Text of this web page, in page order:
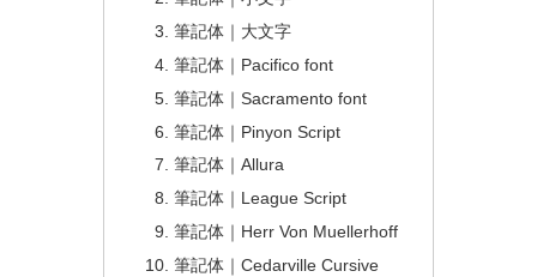
筆記体｜大文字
筆記体｜Pacifico font
筆記体｜Sacramento font
筆記体｜Pinyon Script
筆記体｜Allura
筆記体｜League Script
筆記体｜Herr Von Muellerhoff
筆記体｜Cedarville Cursive